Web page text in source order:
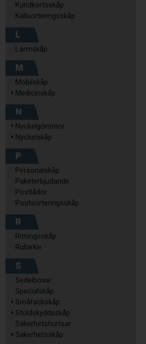
Kundkortsskåp
Källsorteringsskåp
L
Larmskåp
M
Mobilskåp
Medicinskåp
N
Nyckelgömmor
Nyckelskåp
P
Personalskåp
Paketerbjudande
Postlådor
Postsorteringsskåp
R
Ritningsskåp
Rullarkiv
S
Sedelboxar
Specialskåp
Småfackskåp
Stöldskyddsskåp
Säkerhetshurtsar
Säkerhetsskåp